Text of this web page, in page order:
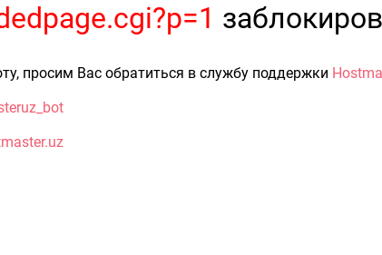
просим Вас обратиться в службу поддержки